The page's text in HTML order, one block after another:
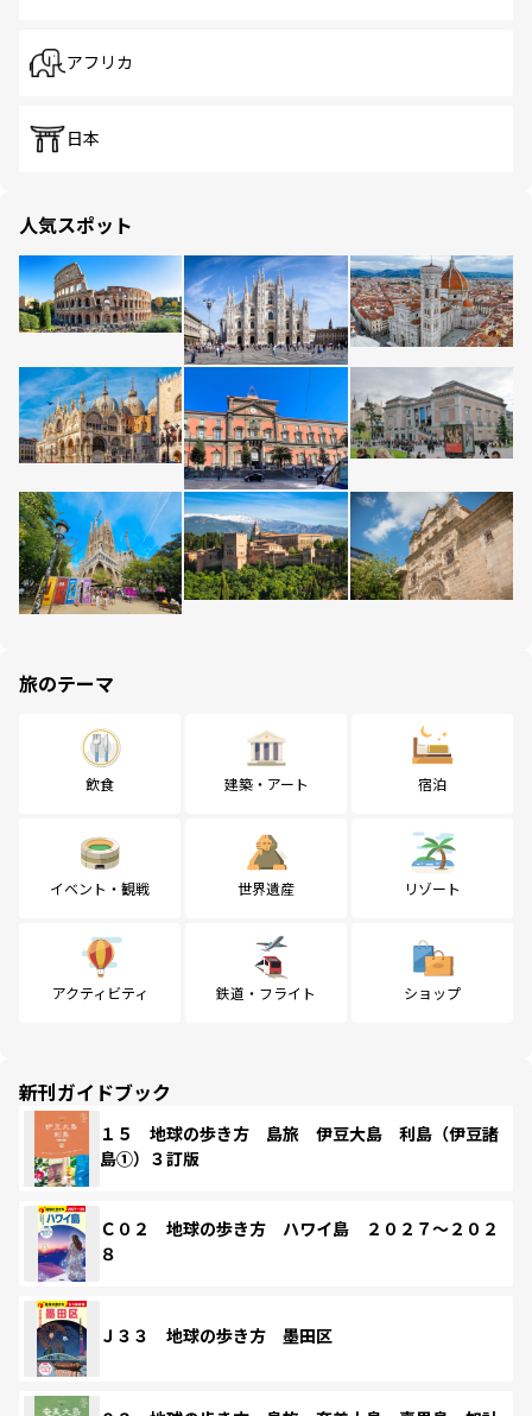
アフリカ
日本
人気スポット
旅のテーマ
飲食 建築・アート 宿泊
イベント・観戦 世界遺産 リゾート
アクティビティ 鉄道・フライト ショップ
新刊ガイドブック
１５ 地球の歩き方 島旅 伊豆大島 利島（伊豆諸
島①）３訂版
Ｃ０２ 地球の歩き方 ハワイ島 ２０２７～２０２
８
Ｊ３３ 地球の歩き方 墨田区